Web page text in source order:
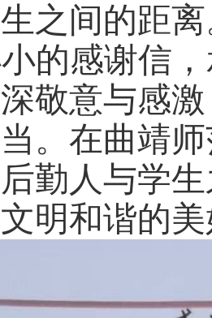
之间的距
的感谢信
敬意与感激
。在曲靖
勤人与学
明和谐的